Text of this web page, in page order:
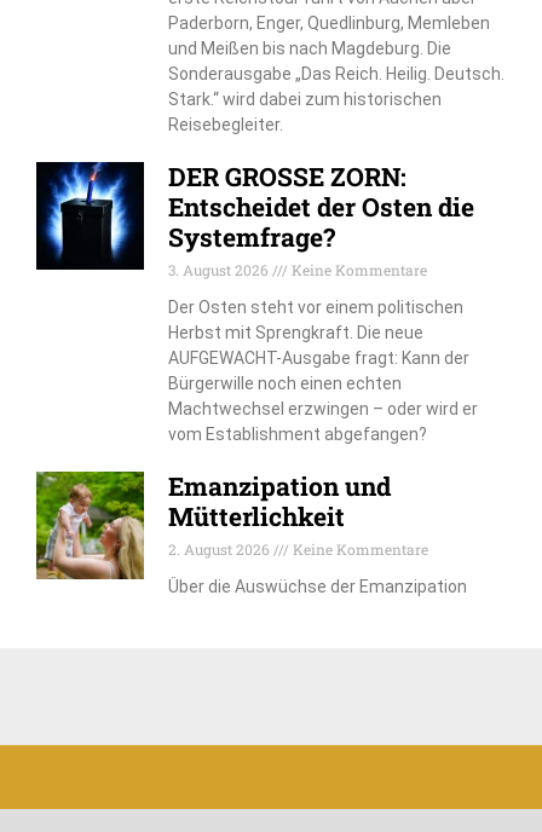
Paderborn, Enger, Quedlinburg, Memleben
und Meißen bis nach Magdeburg. Die
Sonderausgabe „Das Reich. Heilig. Deutsch.
Stark.“ wird dabei zum historischen
Reisebegleiter.
DER GROSSE ZORN:
Entscheidet der Osten die
Systemfrage?
3. August 2026
Keine Kommentare
Der Osten steht vor einem politischen
Herbst mit Sprengkraft. Die neue
AUFGEWACHT-Ausgabe fragt: Kann der
Bürgerwille noch einen echten
Machtwechsel erzwingen – oder wird er
vom Establishment abgefangen?
Emanzipation und
Mütterlichkeit
2. August 2026
Keine Kommentare
Über die Auswüchse der Emanzipation